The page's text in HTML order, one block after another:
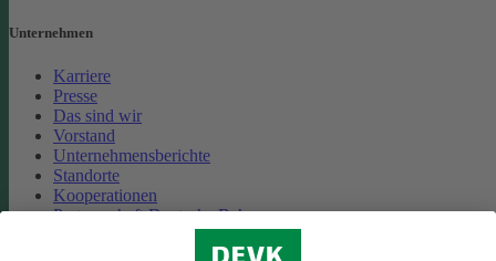
Unternehmen
Karriere
Presse
Das sind wir
Vorstand
Unternehmensberichte
Standorte
Kooperationen
Partnerschaft Deutsche Bahn